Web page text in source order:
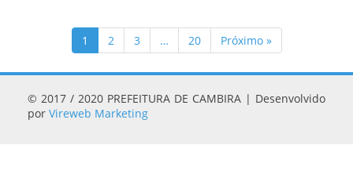
1 2 3 … 20 Próximo »
© 2017 / 2020 PREFEITURA DE CAMBIRA | Desenvolvido
por Vireweb Marketing